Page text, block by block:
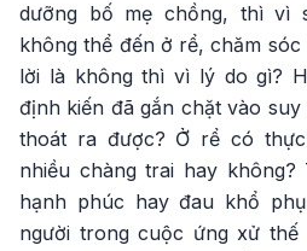
dưỡng bố mẹ chồng, thì vì
không thể đến ở rể, chăm
lời là không thì vì lý do gì?
định kiến đã gắn chặt vào
thoát ra được? Ở rể có
nhiều chàng trai hay
hạnh phúc hay đau khổ
người trong cuộc ứng xử